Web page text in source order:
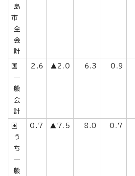
島
市
全
会
計
国
一
般
会
計
2.6 ▲2.0 6.3 0.9
国
う
ち
一
般
0.7 ▲7.5 8.0 0.7